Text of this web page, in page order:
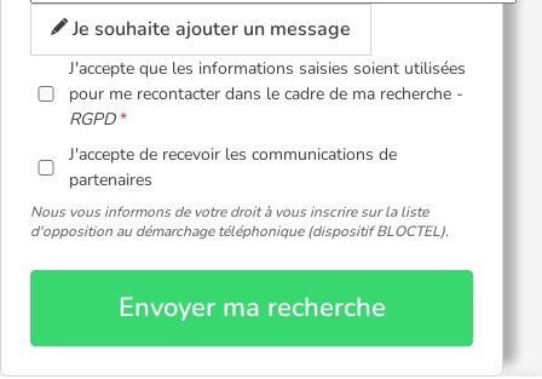
Je souhaite ajouter un message
J'accepte que les informations saisies soient utilisées
pour me recontacter dans le cadre de ma recherche -
RGPD
J'accepte de recevoir les communications de
partenaires
Nous vous informons de votre droit à vous inscrire sur la liste
d'opposition au démarchage téléphonique (dispositif BLOCTEL).
Envoyer ma recherche